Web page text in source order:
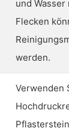
und
Flecken
werden.
Verwenden